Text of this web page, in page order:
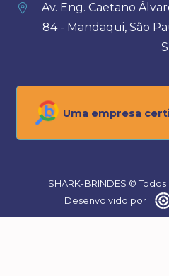
Av. Eng. Caetano
84 - Mandaqui, São
Uma empresa
SHARK-BRINDES ©
Desenvolvido por